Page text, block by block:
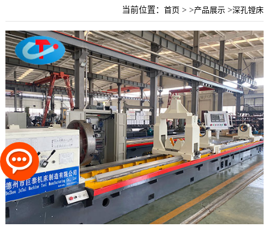
当前位置：首页 > >产品展示 >深孔镗床